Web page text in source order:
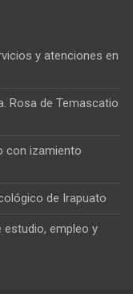
y atenciones en
Rosa de Temascatio
con izamiento
de Irapuato
empleo y